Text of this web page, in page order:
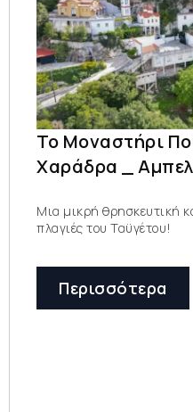
Το Μοναστήρι
Χαράδρα _
Μια μικρή θρησκευτική
πλαγιές του Ταϋγέτου!
Περισσότερα